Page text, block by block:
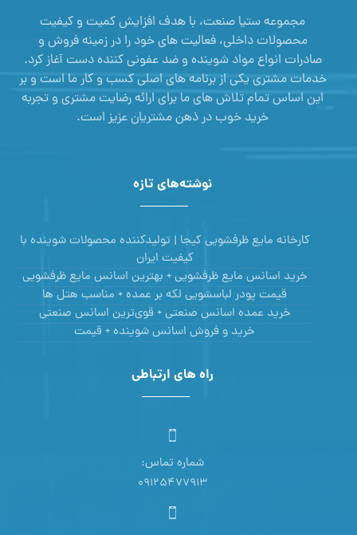
مجموعه ستیا صنعت، با هدف افزایش کمیت و کیفیت
محصولات داخلی، فعالیت های خود را در زمینه فروش و
صادرات انواع مواد شوینده و ضد عفونی کننده دست آغاز کرد.
خدمات مشتری یکی از برنامه های اصلی کسب و کار ما است و بر
این اساس تمام تلاش های ما برای ارائه رضایت مشتری و تجربه
خرید خوب در ذهن مشتریان عزیز است.
نوشته‌های تازه
کارخانه مایع ظرفشویی کیجا | تولیدکننده محصولات شوینده با
کیفیت ایران
خرید اسانس مایع ظرفشویی + بهترین اسانس مایع ظرفشویی
قیمت پودر لباسشویی لکه بر عمده + مناسب هتل ها
خرید عمده اسانس صنعتی + قوی‌ترین اسانس‌ صنعتی
خرید و فروش اسانس شوینده + قیمت
راه های ارتباطی
شماره تماس:
09125477913